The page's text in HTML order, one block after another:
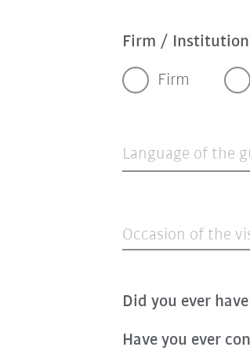
Firm / Institution
Firm
Language of the
Occasion of the
Did you ever
Have you ever